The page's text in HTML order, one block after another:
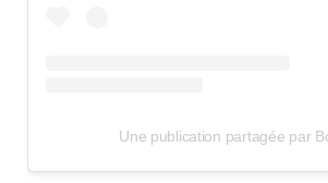
Une publication partagée par